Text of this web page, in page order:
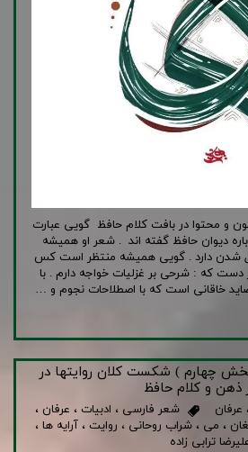
و محتوا در بافت کلام حافظ گویی عبارت
دیوان حافظ گفته اند . شعر او همیشه
شدن دارد . گویی همیشه منتظر است کس
دست که : شرحی بر غزلیات خواجه دارم . با
خاقانی است که با اصطلاحات نجوم و …
چهارم ) شکست کلان روایتها در
ذهن و کلام حافظ
، عرفان شعر فارسی ، ادبیات ، عرفان ،
، می ، شراب روحانی ، روایت ، آرایه ها،
ترابی زاده